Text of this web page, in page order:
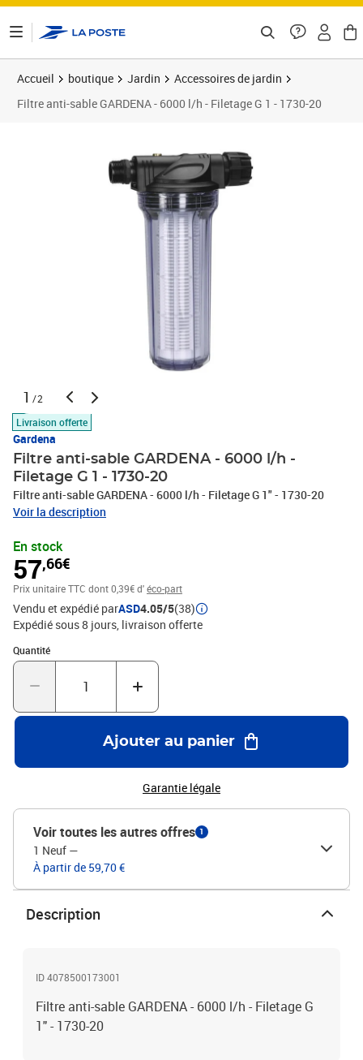
Accueil boutique Jardin
Accessoires de jardin
Filtre anti-sable GARDENA - 6000 l/h - Filetage G 1 - 1730-20
1 /2
Livraison offerte
Gardena
Filtre anti-sable GARDENA - 6000 l/h -
Filetage G 1 - 1730-20
Filtre anti-sable GARDENA - 6000 l/h - Filetage G 1" - 1730-20
Voir la description
En stock
57,66€
Prix unitaire TTC dont 0,39€ d'éco-part
Vendu et expédié parASD4.05/5(38)
Expédié sous 8 jours livraison offerte
Quantité
Quantité : 1
Ajouter au panier
Garantie légale
Voir toutes les autres offres 1
1 Neuf —
À partir de 59,70 €
Description
ID 4078500173001
Filtre anti-sable GARDENA - 6000 l/h - Filetage G
1" - 1730-20